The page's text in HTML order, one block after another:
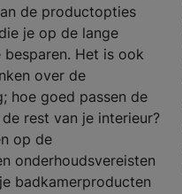
de productopties
je op de lange
Het is ook
over de
hoe goed passen de
rest van je interieur?
op de
onderhoudsvereisten
badkamerproducten